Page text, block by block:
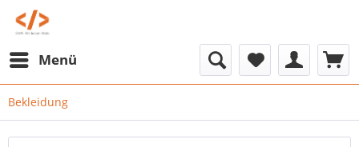
Menü
Bekleidung